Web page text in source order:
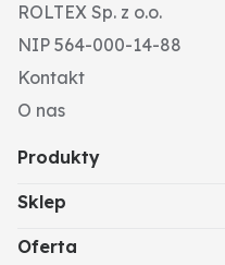
ROLTEX Sp. z o.o.
NIP 564-000-14-88
Kontakt
O nas
Produkty
Sklep
Oferta